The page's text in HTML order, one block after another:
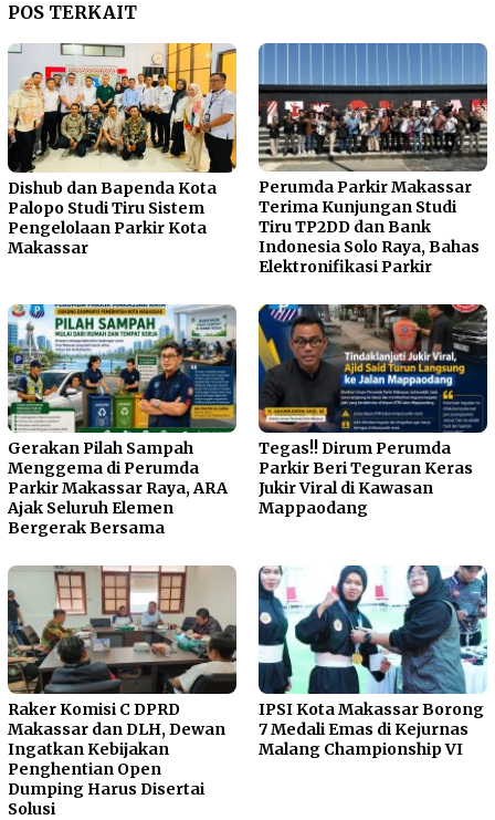
POS TERKAIT
Dishub dan Bapenda Kota
Palopo Studi Tiru Sistem
Pengelolaan Parkir Kota
Makassar
Perumda Parkir Makassar
Terima Kunjungan Studi
Tiru TP2DD dan Bank
Indonesia Solo Raya, Bahas
Elektronifikasi Parkir
Gerakan Pilah Sampah
Menggema di Perumda
Parkir Makassar Raya, ARA
Ajak Seluruh Elemen
Bergerak Bersama
Tegas!! Dirum Perumda
Parkir Beri Teguran Keras
Jukir Viral di Kawasan
Mappaodang
Raker Komisi C DPRD
Makassar dan DLH, Dewan
Ingatkan Kebijakan
Penghentian Open
Dumping Harus Disertai
Solusi
IPSI Kota Makassar Borong
7 Medali Emas di Kejurnas
Malang Championship VI